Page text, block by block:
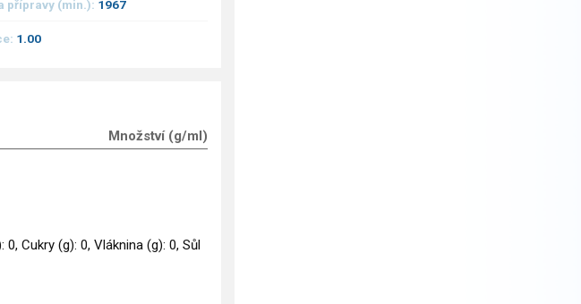
přípravy (min.): 1967
1.00
Množství (g/ml)
0, Cukry (g): 0, Vláknina (g): 0, Sůl